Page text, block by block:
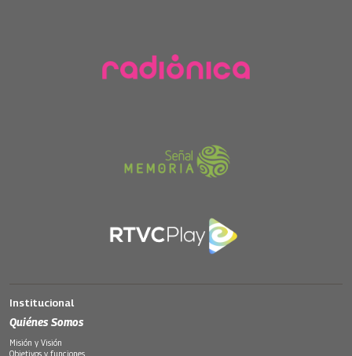
Institucional
Quiénes Somos
Misión y Visión
Objetivos y funciones